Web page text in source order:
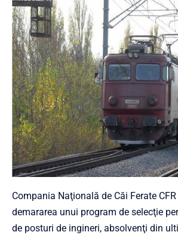
Compania Naţională de Căi Ferate
demararea unui program de selecţie
de posturi de ingineri, absolvenţi din